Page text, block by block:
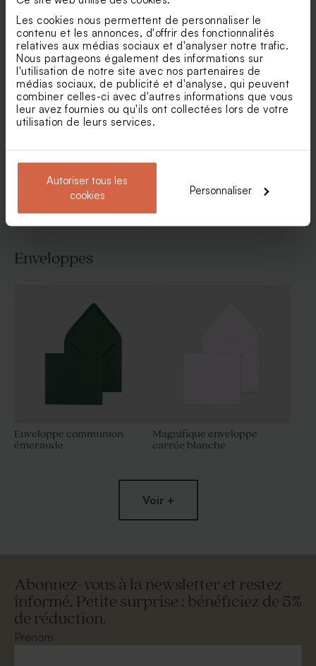
Les cookies nous permettent de personnaliser le
contenu et les annonces, d'offrir des fonctionnalités
relatives aux médias sociaux et d'analyser notre trafic.
Nous partageons également des informations sur
l'utilisation de notre site avec nos partenaires de
médias sociaux, de publicité et d'analyse, qui peuvent
combiner celles-ci avec d'autres informations que vous
leur avez fournies ou qu'ils ont collectées lors de votre
utilisation de leurs services.
Autoriser tous les
cookies
Personnaliser
Carte remerciement
communion et photos
chaleureuses
Carte remerciement
communion tryptique
couronne de fleurs dorée
Voir toute la collection Carte
remerciement communion
Enveloppes
Enveloppe communion
émeraude
Magnifique enveloppe
carrée blanche
Enveloppe communion
eucalyptus
Voir +
Abonnez-vous à la newsletter et restez
informé. Petite surprise : bénéficiez de 5%
de réduction.
Prénom